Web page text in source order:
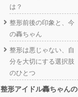
は？
整形前後の印象と、今
の轟ちゃん
整形は悪じゃない、自
分を大切にする選択肢
のひとつ
整形アイドル轟ちゃんの